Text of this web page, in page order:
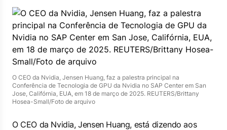
O CEO da Nvidia, Jensen Huang, faz a palestra principal na
Conferência de Tecnologia de GPU da Nvidia no SAP Center em San
Jose, Califórnia, EUA, em 18 de março de 2025. REUTERS/Brittany
Hosea-Small/Foto de arquivo
O CEO da Nvidia, Jensen Huang, está dizendo aos